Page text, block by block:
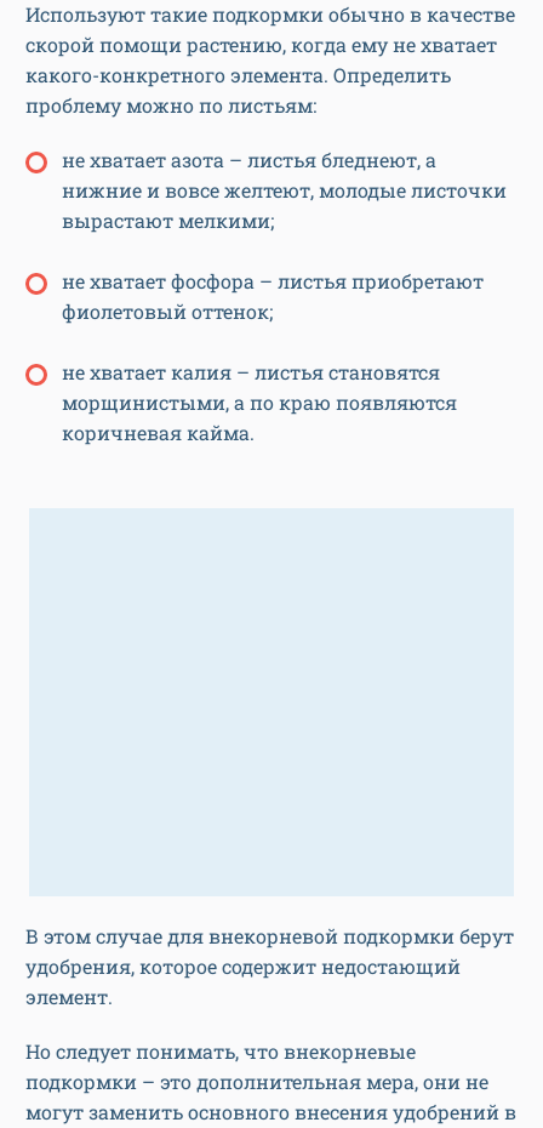
Используют такие подкормки обычно в качестве
скорой помощи растению, когда ему не хватает
какого-конкретного элемента. Определить
проблему можно по листьям:
не хватает азота – листья бледнеют, а
нижние и вовсе желтеют, молодые листочки
вырастают мелкими;
не хватает фосфора – листья приобретают
фиолетовый оттенок;
не хватает калия – листья становятся
морщинистыми, а по краю появляются
коричневая кайма.
В этом случае для внекорневой подкормки берут
удобрения, которое содержит недостающий
элемент.
Но следует понимать, что внекорневые
подкормки – это дополнительная мера, они не
могут заменить основного внесения удобрений в